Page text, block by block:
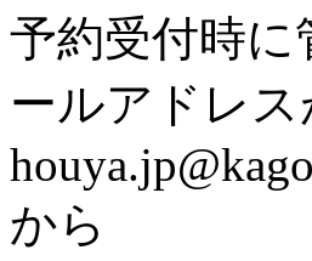
予約受付時
ールアドレス
から